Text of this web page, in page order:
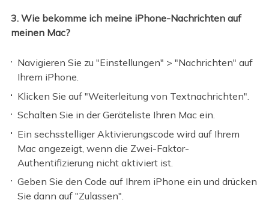
3. Wie bekomme ich meine iPhone-Nachrichten auf
meinen Mac?
Navigieren Sie zu "Einstellungen" > "Nachrichten" auf
Ihrem iPhone.
Klicken Sie auf "Weiterleitung von Textnachrichten".
Schalten Sie in der Geräteliste Ihren Mac ein.
Ein sechsstelliger Aktivierungscode wird auf Ihrem
Mac angezeigt, wenn die Zwei-Faktor-
Authentifizierung nicht aktiviert ist.
Geben Sie den Code auf Ihrem iPhone ein und drücken
Sie dann auf "Zulassen".